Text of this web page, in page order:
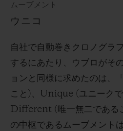
ムーブメント
ウニコ
自社で自動巻きクロノグラ
するにあたり、ウブロがそ
ョンと同様に求めたのは、
こと)、Unique (ユニークで
Different (唯一無二である
の中枢であるムーブメント